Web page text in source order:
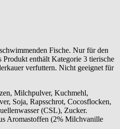
Fische. Nur für den
Produkt enthält Kategorie 3 tierische
verfuttern. Nicht geeignet für
Milchpulver, Kuchmehl,
Soja, Rapsschrot, Cocosflocken,
(CSL), Zucker.
Aromastoffen (2% Milchvanille